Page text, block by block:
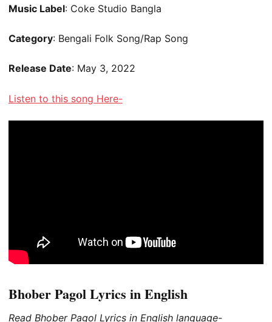
Music Label: Coke Studio Bangla
Category: Bengali Folk Song/Rap Song
Release Date: May 3, 2022
Listen to this song Here-
Bhober Pagol Lyrics in English
Read Bhober Pagol Lyrics in English language-